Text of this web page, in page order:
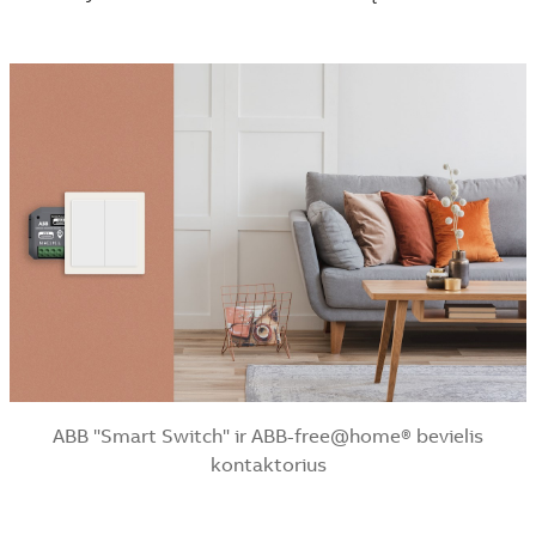
ABB "Smart Switch" ir ABB-free@home® bevielis
kontaktorius